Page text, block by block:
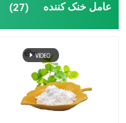
عامل خنک کننده (27)